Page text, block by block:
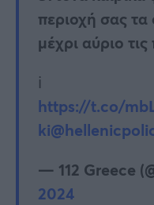
περιοχή σας τα
μέχρι αύριο
ℹ️
https://t.co/
ki
— 112 Greece
2024